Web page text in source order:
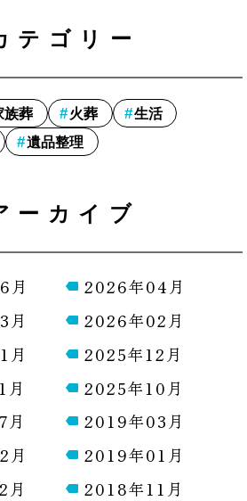
テゴリー
族葬 火葬
生活
遺品整理
ーカイブ
月
2026年04月
月
2026年02月
月
2025年12月
2025年10月
2019年03月
月
2019年01月
月
2018年11月